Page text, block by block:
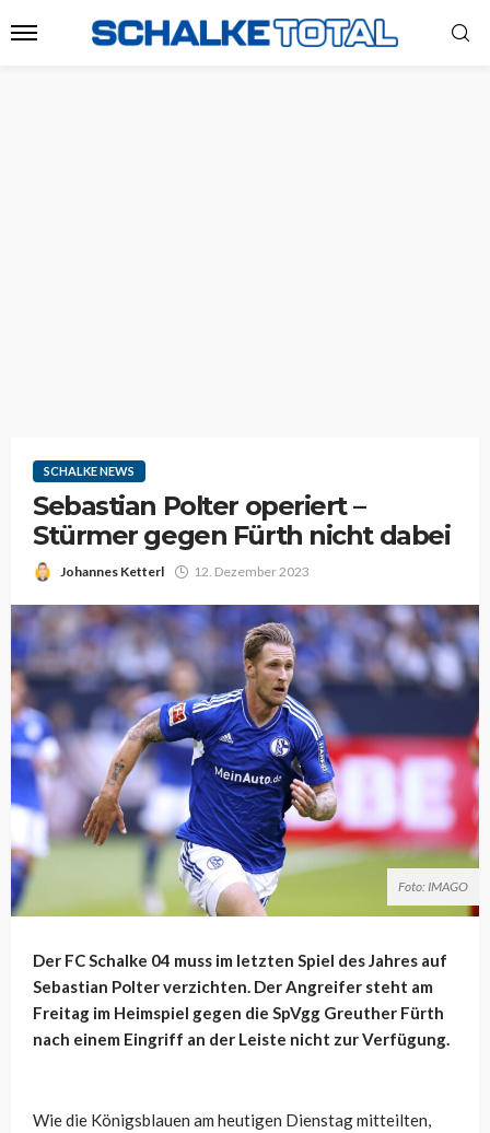
SCHALKE NEWS
Sebastian Polter operiert –
Stürmer gegen Fürth nicht dabei
Johannes Ketterl 12. Dezember 2023
Foto: IMAGO
Der FC Schalke 04 muss im letzten Spiel des Jahres auf
Sebastian Polter verzichten. Der Angreifer steht am
Freitag im Heimspiel gegen die SpVgg Greuther Fürth
nach einem Eingriff an der Leiste nicht zur Verfügung.
Wie die Königsblauen am heutigen Dienstag mitteilten,